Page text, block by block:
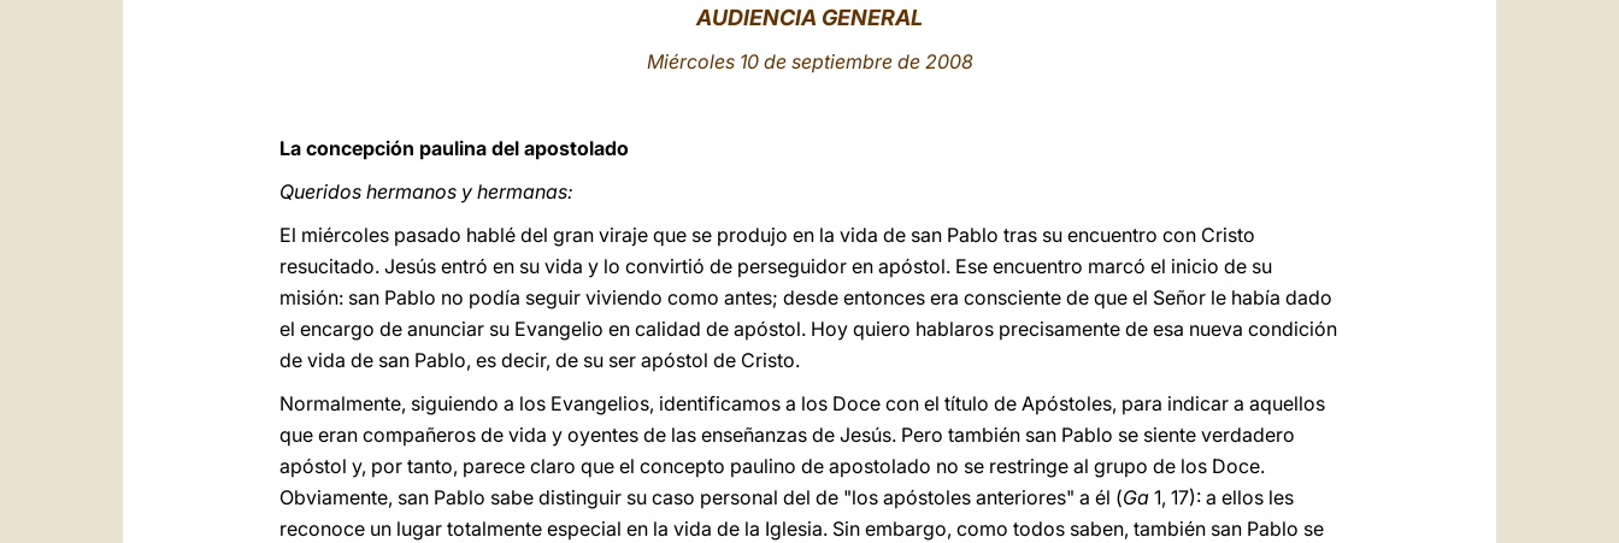
AUDIENCIA GENERAL
Miércoles 10 de septiembre de 2008
La concepción paulina del apostolado
Queridos hermanos y hermanas:
El miércoles pasado hablé del gran viraje que se produjo en la vida de san Pablo tras su encuentro con Cristo
resucitado. Jesús entró en su vida y lo convirtió de perseguidor en apóstol. Ese encuentro marcó el inicio de su
misión: san Pablo no podía seguir viviendo como antes; desde entonces era consciente de que el Señor le había dado
el encargo de anunciar su Evangelio en calidad de apóstol. Hoy quiero hablaros precisamente de esa nueva condición
de vida de san Pablo, es decir, de su ser apóstol de Cristo.
Normalmente, siguiendo a los Evangelios, identificamos a los Doce con el título de Apóstoles, para indicar a aquellos
que eran compañeros de vida y oyentes de las enseñanzas de Jesús. Pero también san Pablo se siente verdadero
apóstol y, por tanto, parece claro que el concepto paulino de apostolado no se restringe al grupo de los Doce.
Obviamente, san Pablo sabe distinguir su caso personal del de "los apóstoles anteriores" a él (Ga 1, 17): a ellos les
reconoce un lugar totalmente especial en la vida de la Iglesia. Sin embargo, como todos saben, también san Pablo se